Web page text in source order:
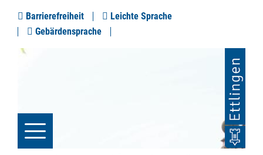
Barrierefreiheit
Leichte Sprache
Gebärdensprache